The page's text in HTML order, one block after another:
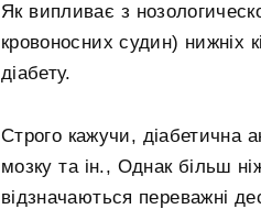
Як випливає з
кровоносних судин) нижніх
діабету.
Строго кажучи, діабетична
мозку та ін., Однак більш
відзначаються переважні